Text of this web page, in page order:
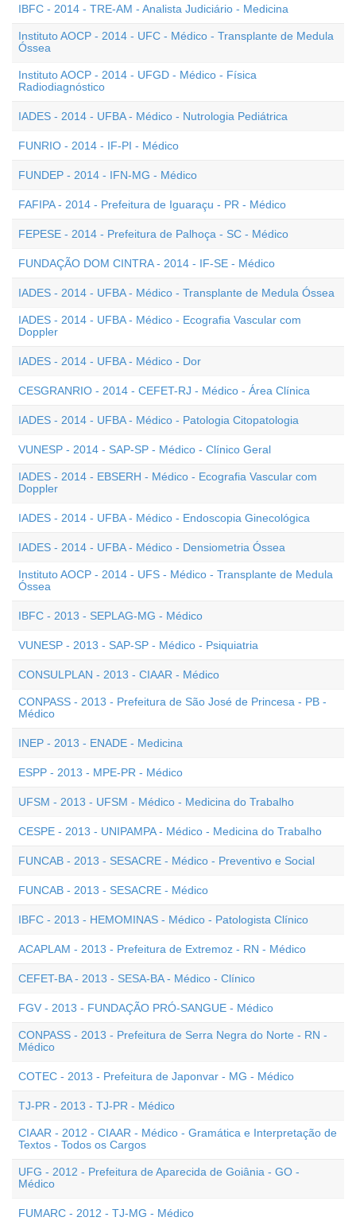
IBFC - 2014 - TRE-AM - Analista Judiciário - Medicina
Instituto AOCP - 2014 - UFC - Médico - Transplante de Medula
Óssea
Instituto AOCP - 2014 - UFGD - Médico - Física
Radiodiagnóstico
IADES - 2014 - UFBA - Médico - Nutrologia Pediátrica
FUNRIO - 2014 - IF-PI - Médico
FUNDEP - 2014 - IFN-MG - Médico
FAFIPA - 2014 - Prefeitura de Iguaraçu - PR - Médico
FEPESE - 2014 - Prefeitura de Palhoça - SC - Médico
FUNDAÇÃO DOM CINTRA - 2014 - IF-SE - Médico
IADES - 2014 - UFBA - Médico - Transplante de Medula Óssea
IADES - 2014 - UFBA - Médico - Ecografia Vascular com
Doppler
IADES - 2014 - UFBA - Médico - Dor
CESGRANRIO - 2014 - CEFET-RJ - Médico - Área Clínica
IADES - 2014 - UFBA - Médico - Patologia Citopatologia
VUNESP - 2014 - SAP-SP - Médico - Clínico Geral
IADES - 2014 - EBSERH - Médico - Ecografia Vascular com
Doppler
IADES - 2014 - UFBA - Médico - Endoscopia Ginecológica
IADES - 2014 - UFBA - Médico - Densiometria Óssea
Instituto AOCP - 2014 - UFS - Médico - Transplante de Medula
Óssea
IBFC - 2013 - SEPLAG-MG - Médico
VUNESP - 2013 - SAP-SP - Médico - Psiquiatria
CONSULPLAN - 2013 - CIAAR - Médico
CONPASS - 2013 - Prefeitura de São José de Princesa - PB -
Médico
INEP - 2013 - ENADE - Medicina
ESPP - 2013 - MPE-PR - Médico
UFSM - 2013 - UFSM - Médico - Medicina do Trabalho
CESPE - 2013 - UNIPAMPA - Médico - Medicina do Trabalho
FUNCAB - 2013 - SESACRE - Médico - Preventivo e Social
FUNCAB - 2013 - SESACRE - Médico
IBFC - 2013 - HEMOMINAS - Médico - Patologista Clínico
ACAPLAM - 2013 - Prefeitura de Extremoz - RN - Médico
CEFET-BA - 2013 - SESA-BA - Médico - Clínico
FGV - 2013 - FUNDAÇÃO PRÓ-SANGUE - Médico
CONPASS - 2013 - Prefeitura de Serra Negra do Norte - RN -
Médico
COTEC - 2013 - Prefeitura de Japonvar - MG - Médico
TJ-PR - 2013 - TJ-PR - Médico
CIAAR - 2012 - CIAAR - Médico - Gramática e Interpretação de
Textos - Todos os Cargos
UFG - 2012 - Prefeitura de Aparecida de Goiânia - GO -
Médico
FUMARC - 2012 - TJ-MG - Médico